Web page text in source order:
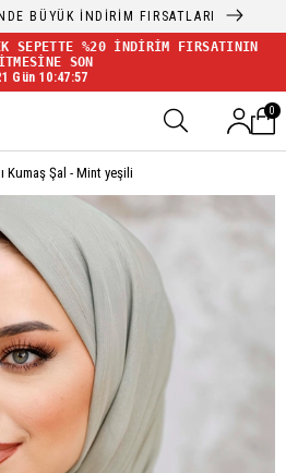
BÜYÜK İNDİRİM FIRSATLARI
SEPETTE %20 İNDİRİM FIRSATININ
SON
Gün 10:47:57
0
Kumaş Şal - Mint yeşili